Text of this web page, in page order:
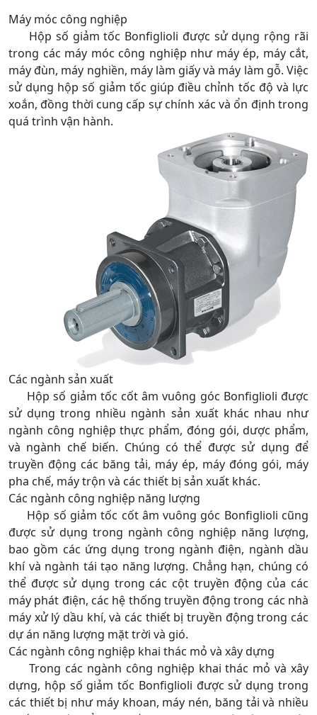
Máy móc công nghiệp
Hộp số giảm tốc Bonfiglioli được sử dụng rộng rãi
trong các máy móc công nghiệp như máy ép, máy cắt,
máy đùn, máy nghiền, máy làm giấy và máy làm gỗ. Việc
sử dụng hộp số giảm tốc giúp điều chỉnh tốc độ và lực
xoắn, đồng thời cung cấp sự chính xác và ổn định trong
quá trình vận hành.
Các ngành sản xuất
Hộp số giảm tốc cốt âm vuông góc Bonfiglioli được
sử dụng trong nhiều ngành sản xuất khác nhau như
ngành công nghiệp thực phẩm, đóng gói, dược phẩm,
và ngành chế biến. Chúng có thể được sử dụng để
truyền động các băng tải, máy ép, máy đóng gói, máy
pha chế, máy trộn và các thiết bị sản xuất khác.
Các ngành công nghiệp năng lượng
Hộp số giảm tốc cốt âm vuông góc Bonfiglioli cũng
được sử dụng trong ngành công nghiệp năng lượng,
bao gồm các ứng dụng trong ngành điện, ngành dầu
khí và ngành tái tạo năng lượng. Chẳng hạn, chúng có
thể được sử dụng trong các cột truyền động của các
máy phát điện, các hệ thống truyền động trong các nhà
máy xử lý dầu khí, và các thiết bị truyền động trong các
dự án năng lượng mặt trời và gió.
Các ngành công nghiệp khai thác mỏ và xây dựng
Trong các ngành công nghiệp khai thác mỏ và xây
dựng, hộp số giảm tốc Bonfiglioli được sử dụng trong
các thiết bị như máy khoan, máy nén, băng tải và nhiều